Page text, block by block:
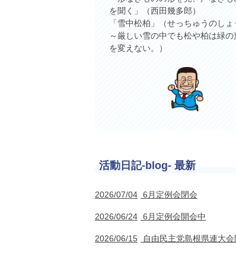
を聞く」（西田幾多郎）
「雪中松柏」（せっちゅうのしょ
～厳しい雪の中でも松や柏は緑の
を変えない。）
活動日記-blog- 最新
2026/07/04 6月定例会閉会
2026/06/24 6月定例会開会中
2026/06/15 自由民主党島根県連大会